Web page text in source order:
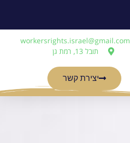
workersrights.israel@gmail.com
תובל 13, רמת גן
יצירת קשר